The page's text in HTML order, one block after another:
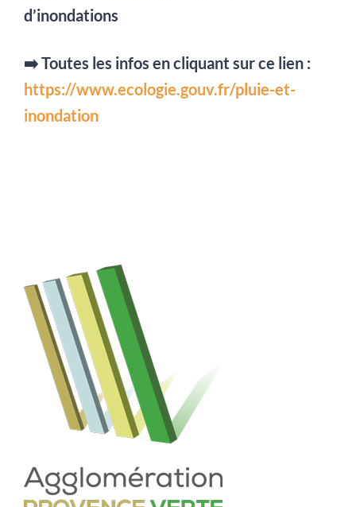
d’inondations
➡️ Toutes les infos en cliquant sur ce lien :
https://www.ecologie.gouv.fr/pluie-et-
inondation